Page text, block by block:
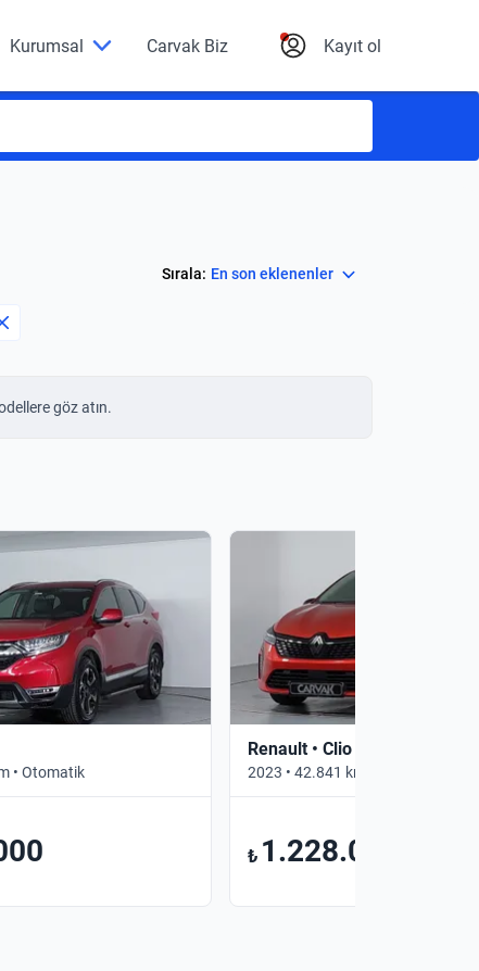
Kurumsal Carvak Biz Kayıt ol
Sırala: En son eklenenler
göz atın.
• Otomatik
Renault • Clio
2023 • 42.841 km • Otomatik
₺ 1.228.000